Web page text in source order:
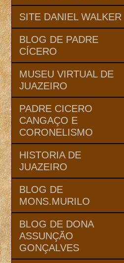
SITE DANIEL WALKER
BLOG DE PADRE
CÍCERO
MUSEU VIRTUAL DE
JUAZEIRO
PADRE CICERO
CANGAÇO E
CORONELISMO
HISTORIA DE
JUAZEIRO
BLOG DE
MONS.MURILO
BLOG DE DONA
ASSUNÇÃO
GONÇALVES